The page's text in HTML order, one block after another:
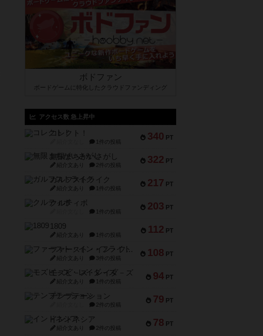
ボドファン
ボードゲームに特化したクラウドファンディング
アクセス数 急上昇中
340 PT
コレクト！
1件の投稿
322 PT
無限まちがいさがし
紹介文あり 2件の投稿
217 PT
ガルフストライク
紹介文あり 1件の投稿
203 PT
クルティボ
1件の投稿
112 PT
1809
紹介文あり 1件の投稿
108 PT
ファースト・イン・フライト
紹介文あり 3件の投稿
94 PT
モズビ－ズ・レイダ－ズ
紹介文あり 1件の投稿
79 PT
テンプテーション
2件の投稿
78 PT
インドネシア
紹介文あり 2件の投稿